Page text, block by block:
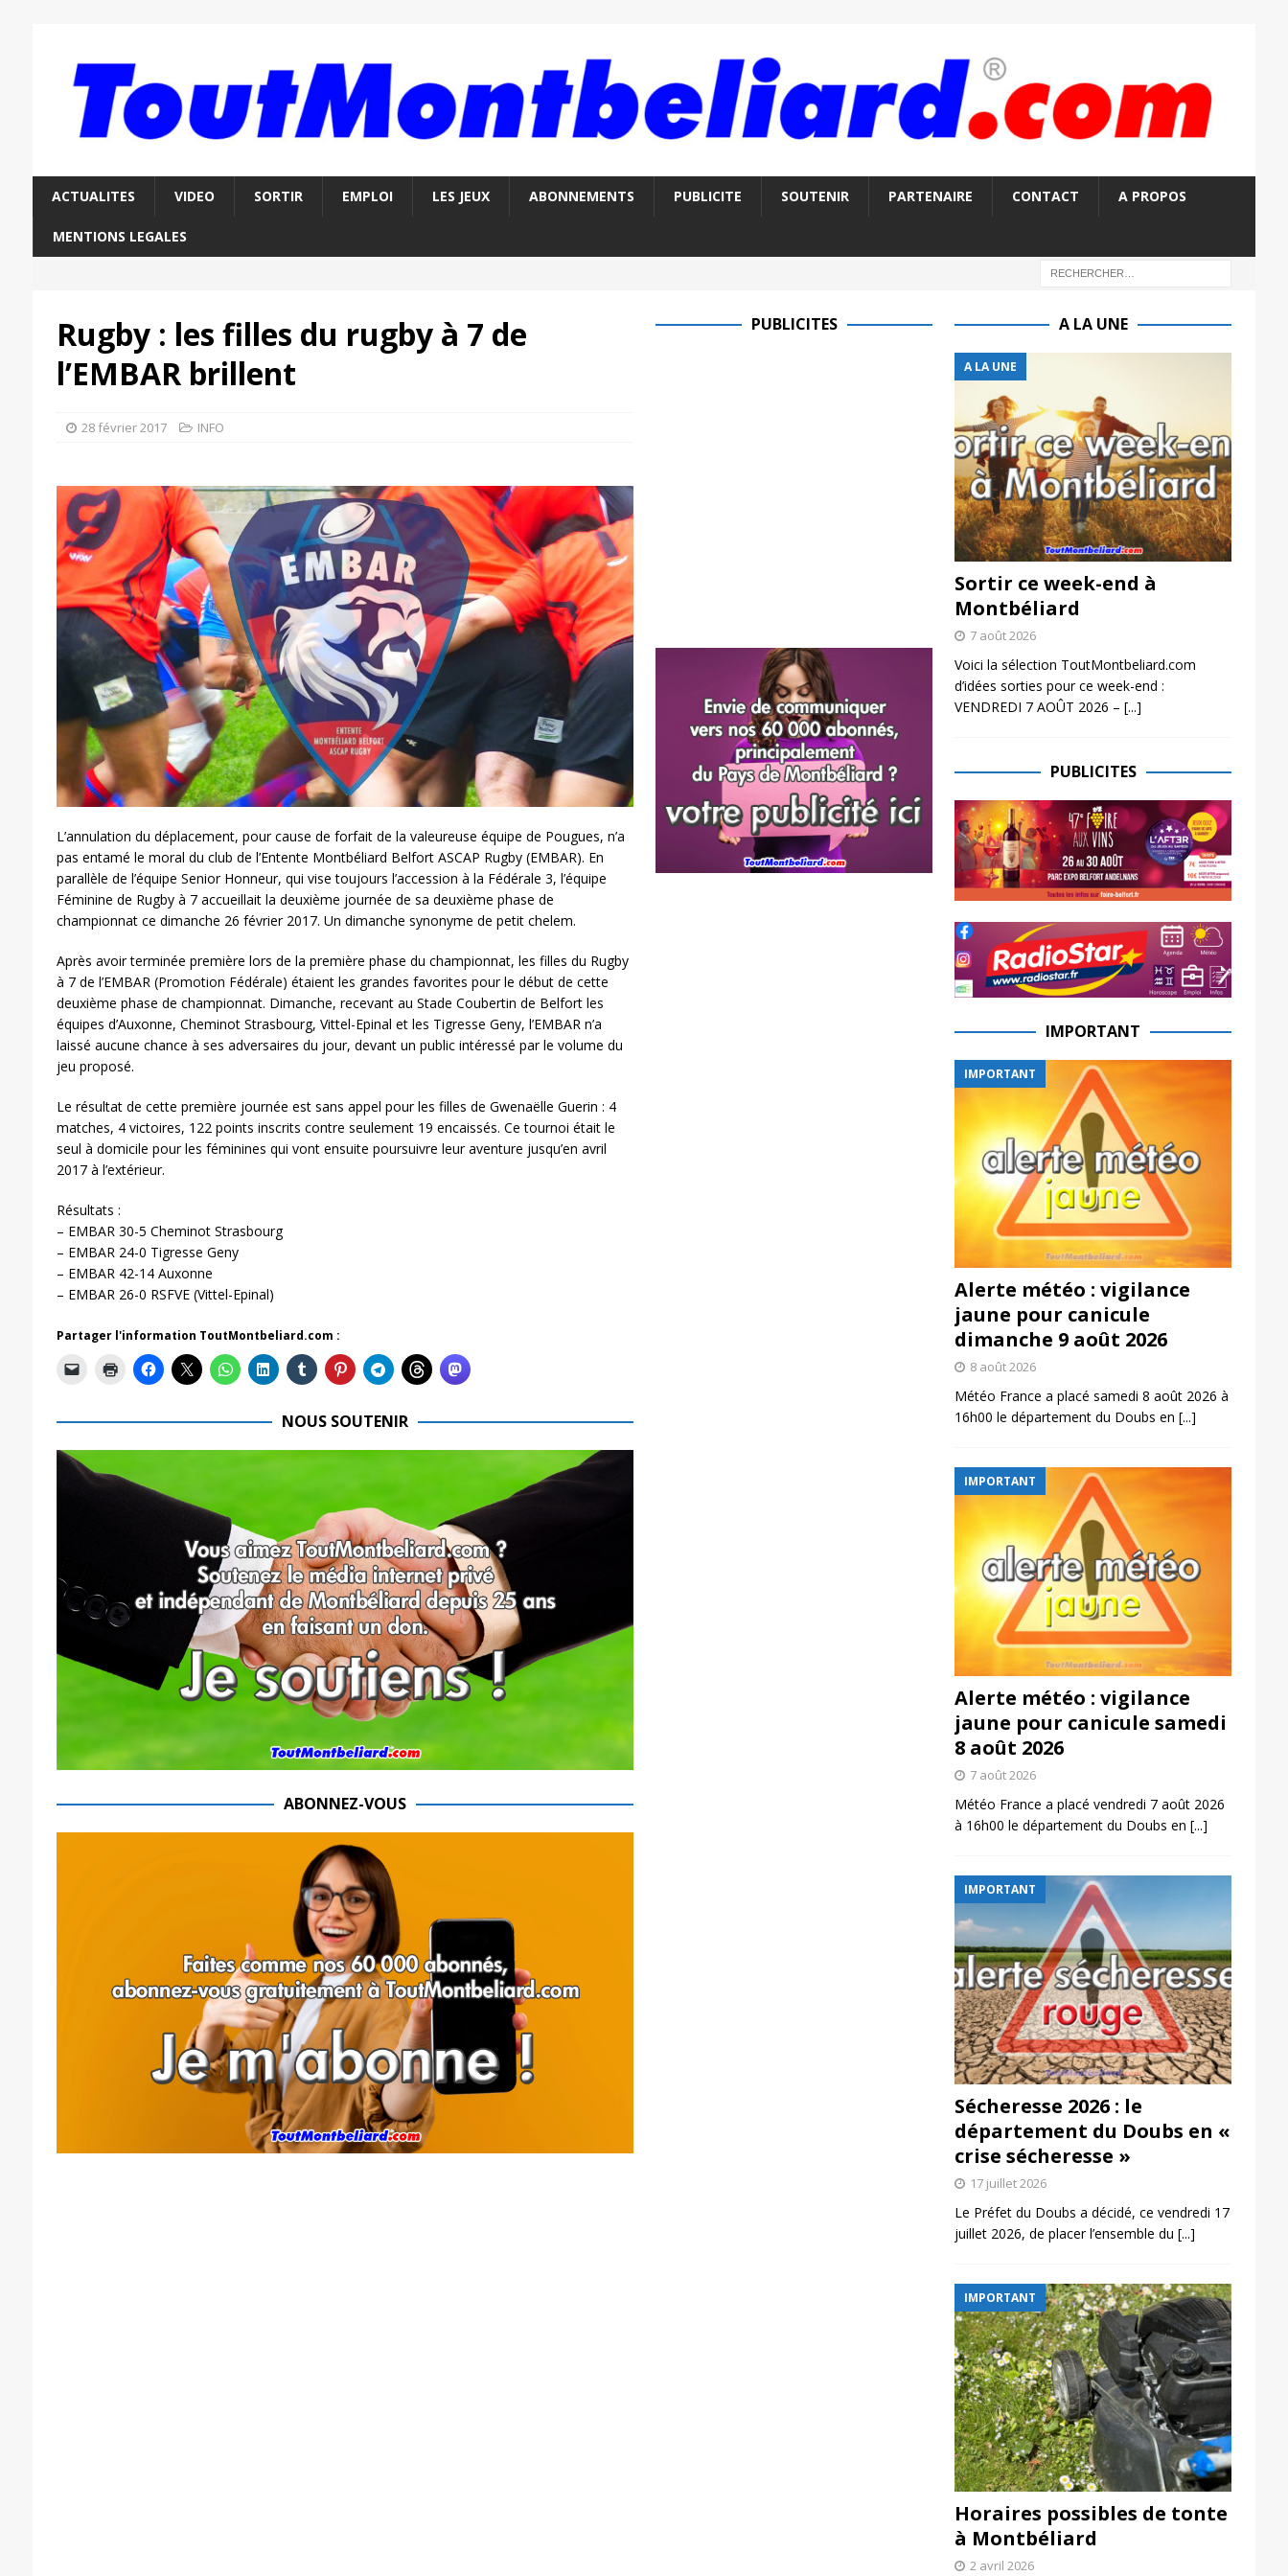
ACTUALITES VIDEO SORTIR EMPLOI LES JEUX ABONNEMENTS PUBLICITE SOUTENIR PARTENAIRE CONTACT A PROPOS
MENTIONS LEGALES
Rugby : les filles du rugby à 7 de
l’EMBAR brillent
28 février 2017 INFO
L’annulation du déplacement, pour cause de forfait de la valeureuse équipe de Pougues, n’a
pas entamé le moral du club de l’Entente Montbéliard Belfort ASCAP Rugby (EMBAR). En
parallèle de l’équipe Senior Honneur, qui vise toujours l’accession à la Fédérale 3, l’équipe
Féminine de Rugby à 7 accueillait la deuxième journée de sa deuxième phase de
championnat ce dimanche 26 février 2017. Un dimanche synonyme de petit chelem.
Après avoir terminée première lors de la première phase du championnat, les filles du Rugby
à 7 de l’EMBAR (Promotion Fédérale) étaient les grandes favorites pour le début de cette
deuxième phase de championnat. Dimanche, recevant au Stade Coubertin de Belfort les
équipes d’Auxonne, Cheminot Strasbourg, Vittel-Epinal et les Tigresse Geny, l’EMBAR n’a
laissé aucune chance à ses adversaires du jour, devant un public intéressé par le volume du
jeu proposé.
Le résultat de cette première journée est sans appel pour les filles de Gwenaëlle Guerin : 4
matches, 4 victoires, 122 points inscrits contre seulement 19 encaissés. Ce tournoi était le
seul à domicile pour les féminines qui vont ensuite poursuivre leur aventure jusqu’en avril
2017 à l’extérieur.
Résultats :
– EMBAR 30-5 Cheminot Strasbourg
– EMBAR 24-0 Tigresse Geny
– EMBAR 42-14 Auxonne
– EMBAR 26-0 RSFVE (Vittel-Epinal)
Partager l'information ToutMontbeliard.com :
NOUS SOUTENIR
ABONNEZ-VOUS
PUBLICITES A LA UNE
A LA UNE
Sortir ce week-end à
Montbéliard
7 août 2026
Voici la sélection ToutMontbeliard.com
d’idées sorties pour ce week-end :
VENDREDI 7 AOÛT 2026 – [...]
PUBLICITES
IMPORTANT
IMPORTANT
Alerte météo : vigilance
jaune pour canicule
dimanche 9 août 2026
8 août 2026
Météo France a placé samedi 8 août 2026 à
16h00 le département du Doubs en [...]
IMPORTANT
Alerte météo : vigilance
jaune pour canicule samedi
8 août 2026
7 août 2026
Météo France a placé vendredi 7 août 2026
à 16h00 le département du Doubs en [...]
IMPORTANT
Sécheresse 2026 : le
département du Doubs en «
crise sécheresse »
17 juillet 2026
Le Préfet du Doubs a décidé, ce vendredi 17
juillet 2026, de placer l’ensemble du [...]
IMPORTANT
Horaires possibles de tonte
à Montbéliard
2 avril 2026